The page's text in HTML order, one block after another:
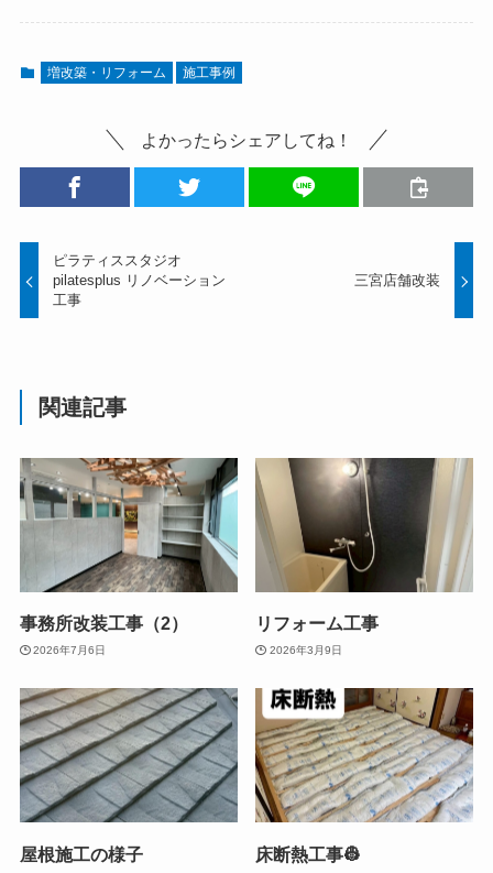
増改築・リフォーム 施工事例
よかったらシェアしてね！
ピラティススタジオ
pilatesplus リノベーション
工事
三宮店舗改装
関連記事
事務所改装工事（2）
2026年7月6日
リフォーム工事
2026年3月9日
屋根施工の様子 床断熱工事👷